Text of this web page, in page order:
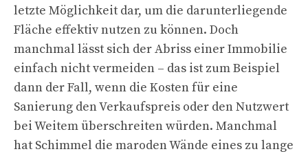
letzte Möglichkeit dar, um die darunterliegende
Fläche effektiv nutzen zu können. Doch
manchmal lässt sich der Abriss einer Immobilie
einfach nicht vermeiden – das ist zum Beispiel
dann der Fall, wenn die Kosten für eine
Sanierung den Verkaufspreis oder den Nutzwert
bei Weitem überschreiten würden. Manchmal
hat Schimmel die maroden Wände eines zu lange